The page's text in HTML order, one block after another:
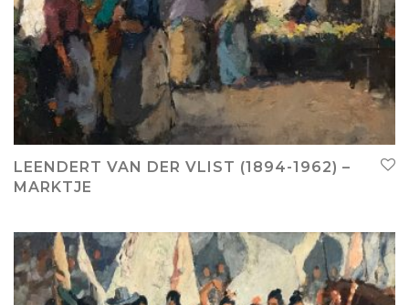
LEENDERT VAN DER VLIST (1894-1962) –
MARKTJE